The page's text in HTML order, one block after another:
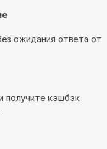
ожидания ответа от
получите кэшбэк